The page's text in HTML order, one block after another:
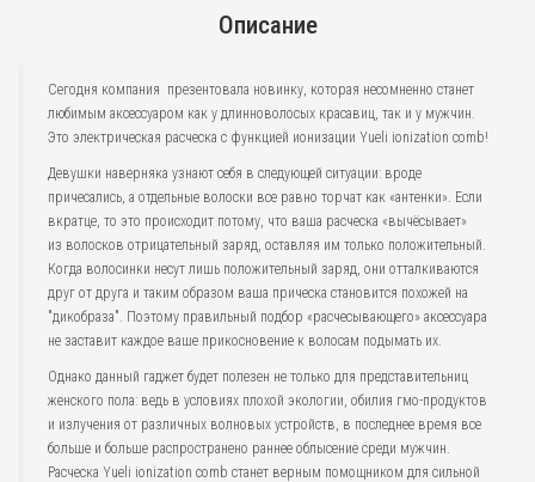
Описание
Сегодня компания презентовала новинку, которая несомненно станет
любимым аксессуаром как у длинноволосых красавиц, так и у мужчин.
Это электрическая расческа с функцией ионизации Yueli ionization comb!
Девушки наверняка узнают себя в следующей ситуации: вроде
причесались, а отдельные волоски все равно торчат как «антенки». Если
вкратце, то это происходит потому, что ваша расческа «вычёсывает»
из волосков отрицательный заряд, оставляя им только положительный.
Когда волосинки несут лишь положительный заряд, они отталкиваются
друг от друга и таким образом ваша прическа становится похожей на
"дикобраза". Поэтому правильный подбор «расчесывающего» аксессуара
не заставит каждое ваше прикосновение к волосам подымать их.
Однако данный гаджет будет полезен не только для представительниц
женского пола: ведь в условиях плохой экологии, обилия гмо-продуктов
и излучения от различных волновых устройств, в последнее время все
больше и больше распространено раннее облысение среди мужчин.
Расческа Yueli ionization comb станет верным помощником для сильной